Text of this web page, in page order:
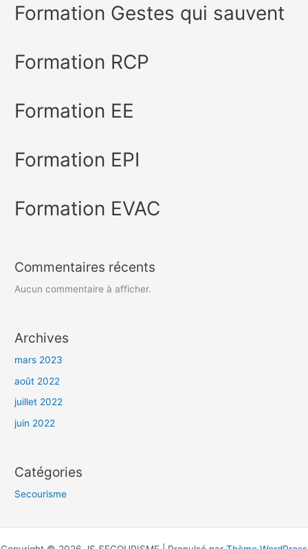
Formation Gestes qui sauvent
Formation RCP
Formation EE
Formation EPI
Formation EVAC
Commentaires récents
Aucun commentaire à afficher.
Archives
mars 2023
août 2022
juillet 2022
juin 2022
Catégories
Secourisme